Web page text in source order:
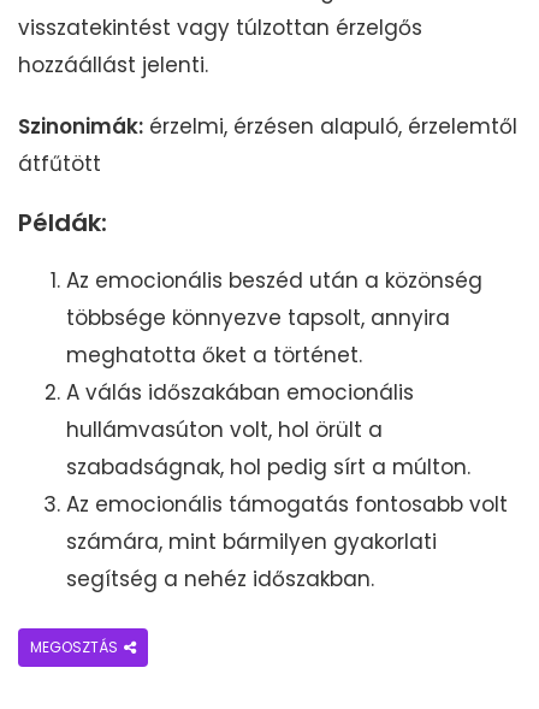
visszatekintést vagy túlzottan érzelgős
hozzáállást jelenti.
Szinonimák: érzelmi, érzésen alapuló, érzelemtől
átfűtött
Példák:
Az emocionális beszéd után a közönség
többsége könnyezve tapsolt, annyira
meghatotta őket a történet.
A válás időszakában emocionális
hullámvasúton volt, hol örült a
szabadságnak, hol pedig sírt a múlton.
Az emocionális támogatás fontosabb volt
számára, mint bármilyen gyakorlati
segítség a nehéz időszakban.
MEGOSZTÁS